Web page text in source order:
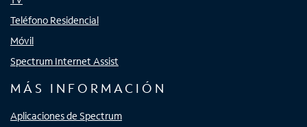
Teléfono Residencial
Móvil
Spectrum Internet Assist
MÁS INFORMACIÓN
Aplicaciones de Spectrum